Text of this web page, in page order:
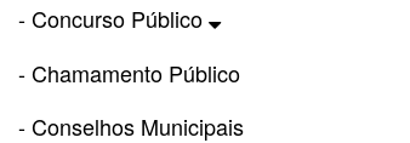
- Concurso Público
- Chamamento Público
- Conselhos Municipais